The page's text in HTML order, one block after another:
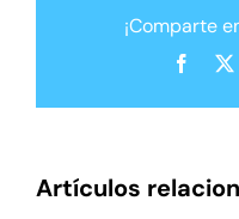
¡Comparte
Artículos